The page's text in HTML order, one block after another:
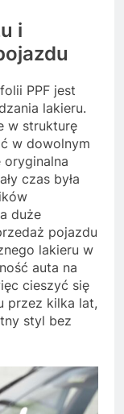
i
PPF jest
lakieru.
w strukturę
w dowolnym
oryginalna
czas była
duże
pojazdu
lakieru w
auta na
cieszyć się
przez kilka lat,
styl bez